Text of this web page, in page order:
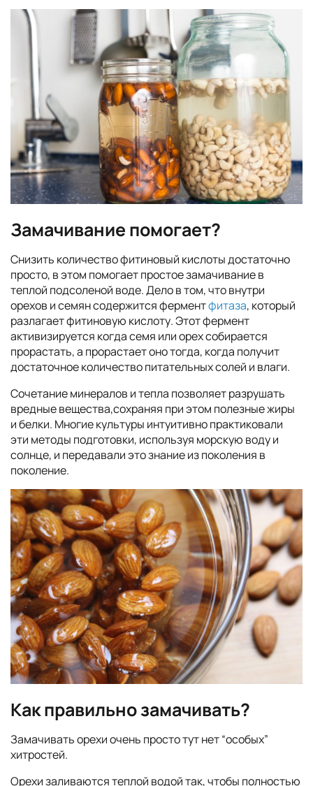
Замачивание помогает?
Снизить количество фитиновый кислоты достаточно
просто, в этом помогает простое замачивание в
теплой подсоленой воде. Дело в том, что внутри
орехов и семян содержится ферментфитаза, который
разлагает фитиновую кислоту. Этот фермент
активизируется когда семя или орех собирается
прорастать, а прорастает оно тогда, когда получит
достаточное количество питательных солей и влаги.
Сочетание минералов и тепла позволяет разрушать
вредные вещества,сохраняя при этом полезные жиры
и белки. Многие культуры интуитивно практиковали
эти методы подготовки, используя морскую воду и
солнце, и передавали это знание из поколения в
поколение.
Как правильно замачивать?
Замачивать орехи очень просто тут нет “особых”
хитростей.
Орехи заливаются теплой водой так, чтобы полностью